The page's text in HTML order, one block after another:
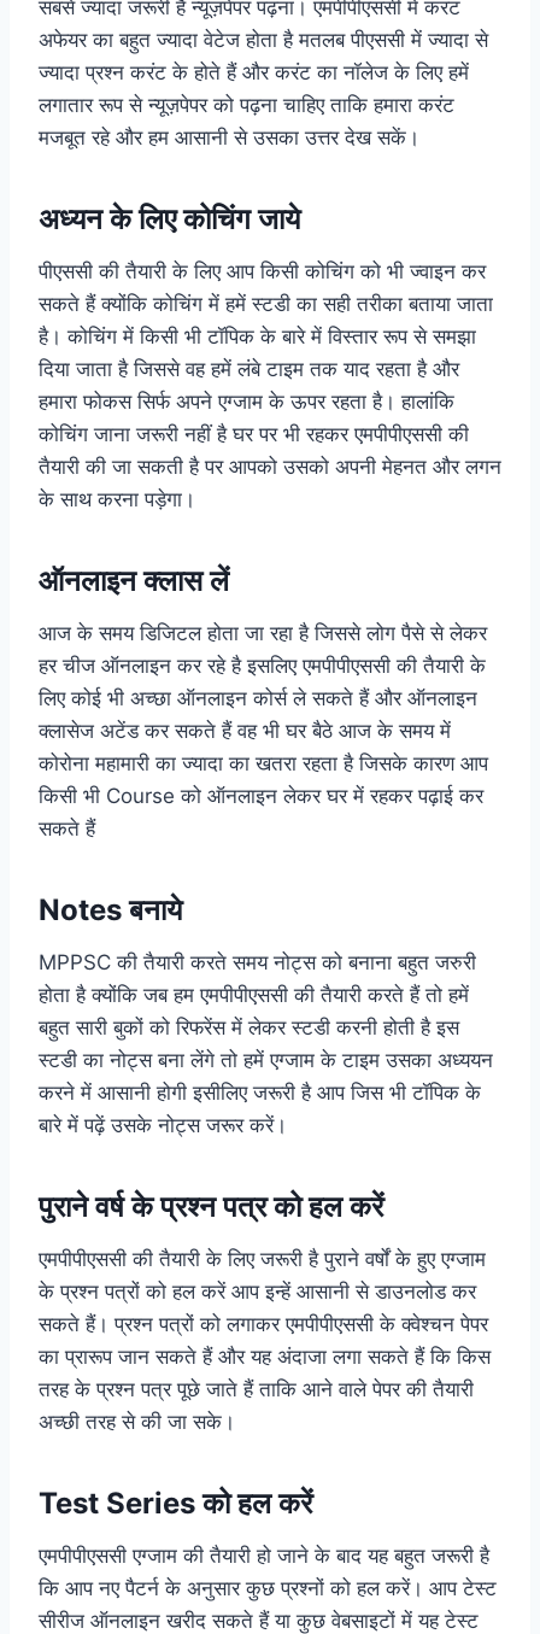
सबसे ज्यादा जरूरी है न्यूज़पेपर पढ़ना। एमपीपीएससी में करंट
अफेयर का बहुत ज्यादा वेटेज होता है मतलब पीएससी में ज्यादा से
ज्यादा प्रश्न करंट के होते हैं और करंट का नॉलेज के लिए हमें
लगातार रूप से न्यूज़पेपर को पढ़ना चाहिए ताकि हमारा करंट
मजबूत रहे और हम आसानी से उसका उत्तर देख सकें।
अध्यन के लिए कोचिंग जाये
पीएससी की तैयारी के लिए आप किसी कोचिंग को भी ज्वाइन कर
सकते हैं क्योंकि कोचिंग में हमें स्टडी का सही तरीका बताया जाता
है। कोचिंग में किसी भी टॉपिक के बारे में विस्तार रूप से समझा
दिया जाता है जिससे वह हमें लंबे टाइम तक याद रहता है और
हमारा फोकस सिर्फ अपने एग्जाम के ऊपर रहता है। हालांकि
कोचिंग जाना जरूरी नहीं है घर पर भी रहकर एमपीपीएससी की
तैयारी की जा सकती है पर आपको उसको अपनी मेहनत और लगन
के साथ करना पड़ेगा।
ऑनलाइन क्लास लें
आज के समय डिजिटल होता जा रहा है जिससे लोग पैसे से लेकर
हर चीज ऑनलाइन कर रहे है इसलिए एमपीपीएससी की तैयारी के
लिए कोई भी अच्छा ऑनलाइन कोर्स ले सकते हैं और ऑनलाइन
क्लासेज अटेंड कर सकते हैं वह भी घर बैठे आज के समय में
कोरोना महामारी का ज्यादा का खतरा रहता है जिसके कारण आप
किसी भी Course को ऑनलाइन लेकर घर में रहकर पढ़ाई कर
सकते हैं
Notes बनाये
MPPSC की तैयारी करते समय नोट्स को बनाना बहुत जरुरी
होता है क्योंकि जब हम एमपीपीएससी की तैयारी करते हैं तो हमें
बहुत सारी बुकों को रिफरेंस में लेकर स्टडी करनी होती है इस
स्टडी का नोट्स बना लेंगे तो हमें एग्जाम के टाइम उसका अध्ययन
करने में आसानी होगी इसीलिए जरूरी है आप जिस भी टॉपिक के
बारे में पढ़ें उसके नोट्स जरूर करें।
पुराने वर्ष के प्रश्न पत्र को हल करें
एमपीपीएससी की तैयारी के लिए जरूरी है पुराने वर्षों के हुए एग्जाम
के प्रश्न पत्रों को हल करें आप इन्हें आसानी से डाउनलोड कर
सकते हैं। प्रश्न पत्रों को लगाकर एमपीपीएससी के क्वेश्चन पेपर
का प्रारूप जान सकते हैं और यह अंदाजा लगा सकते हैं कि किस
तरह के प्रश्न पत्र पूछे जाते हैं ताकि आने वाले पेपर की तैयारी
अच्छी तरह से की जा सके।
Test Series को हल करें
एमपीपीएससी एग्जाम की तैयारी हो जाने के बाद यह बहुत जरूरी है
कि आप नए पैटर्न के अनुसार कुछ प्रश्नों को हल करें। आप टेस्ट
सीरीज ऑनलाइन खरीद सकते हैं या कुछ वेबसाइटों में यह टेस्ट